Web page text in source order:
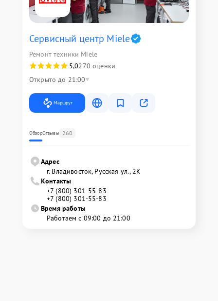
Сервисный центр Miele
Ремонт техники Miele
5,0270 оценки
Открыто до 21:00
Маршрут
ОбзорОтзывы 260
Адрес
г. Владивосток, Русская ул., 2К
Контакты
+7 (800) 301-55-83
+7 (800) 301-55-83
Время работы
Работаем с 09:00 до 21:00